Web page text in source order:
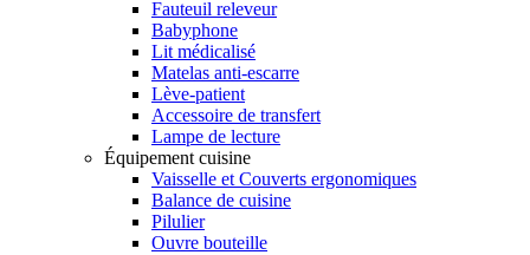
Fauteuil releveur
Babyphone
Lit médicalisé
Matelas anti-escarre
Lève-patient
Accessoire de transfert
Lampe de lecture
Équipement cuisine
Vaisselle et Couverts ergonomiques
Balance de cuisine
Pilulier
Ouvre bouteille